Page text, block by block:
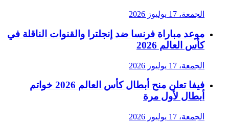
الجمعة، 17 يوليوز 2026
موعد مباراة فرنسا ضد إنجلترا والقنوات الناقلة في
كأس العالم 2026
الجمعة، 17 يوليوز 2026
فيفا تعلن منح أبطال كأس العالم 2026 خواتم
أبطال لأول مرة
الجمعة، 17 يوليوز 2026